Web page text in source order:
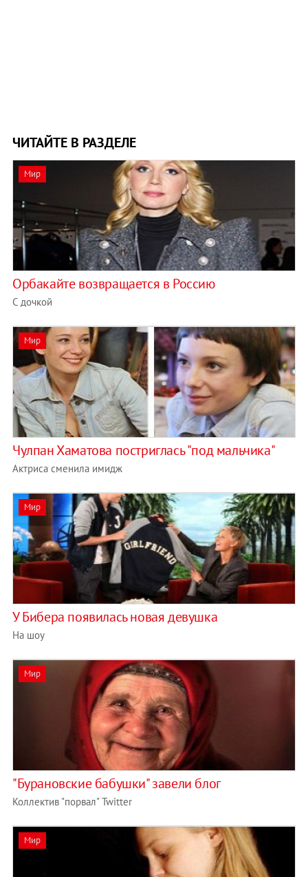
ЧИТАЙТЕ В РАЗДЕЛЕ
Мир
Орбакайте возвращается в Россию
С дочкой
Мир
Чулпан Хаматова постриглась "под мальчика"
Актриса сменила имидж
Мир
У Бибера появилась новая девушка
На шоу
Мир
"Бурановские бабушки" завели блог
Коллектив "порвал" Twitter
Мир